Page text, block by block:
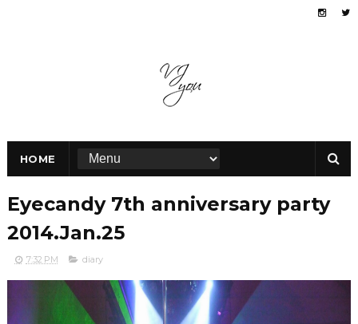
HOME
Eyecandy 7th anniversary party
2014.Jan.25
7:32 PM diary